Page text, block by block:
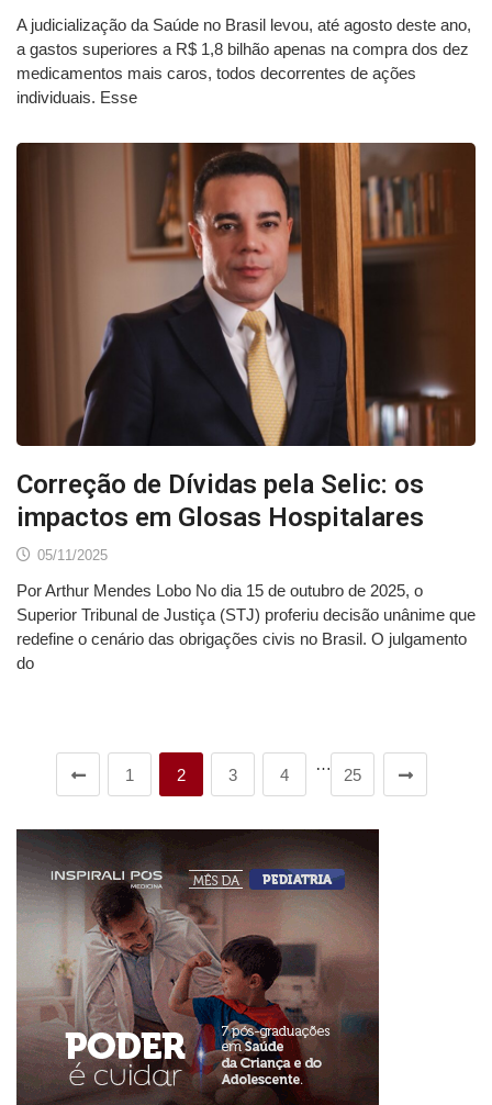
A judicialização da Saúde no Brasil levou, até agosto deste ano,
a gastos superiores a R$ 1,8 bilhão apenas na compra dos dez
medicamentos mais caros, todos decorrentes de ações
individuais. Esse
Correção de Dívidas pela Selic: os
impactos em Glosas Hospitalares
05/11/2025
Por Arthur Mendes Lobo No dia 15 de outubro de 2025, o
Superior Tribunal de Justiça (STJ) proferiu decisão unânime que
redefine o cenário das obrigações civis no Brasil. O julgamento
do
1 2 3 4
…
25